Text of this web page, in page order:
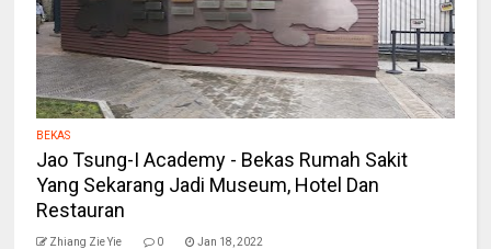
BEKAS
Jao Tsung-I Academy - Bekas Rumah Sakit
Yang Sekarang Jadi Museum, Hotel Dan
Restauran
Zhiang Zie Yie 0 Jan 18, 2022